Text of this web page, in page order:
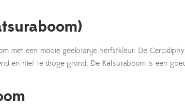
met een mooie geeloranje herfstkleur. De
en niet te droge grond. De Katsuraboom is een